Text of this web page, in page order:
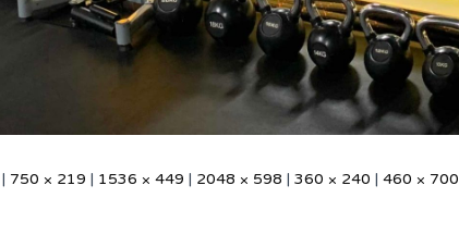
| 750 × 219 | 1536 × 449 | 2048 × 598 | 360 × 240 | 460 × 700